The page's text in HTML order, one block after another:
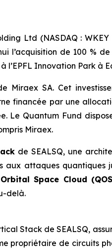
Ltd (NASDAQ :
l’acquisition de 100 %
Innovation Park à
Miraex SA. Cet
financée par une
Le Quantum Fund
Miraex.
de SEALSQ, une
aux attaques quantiques
Space Cloud
delà.
Stack de SEALSQ,
propriétaire de circuits